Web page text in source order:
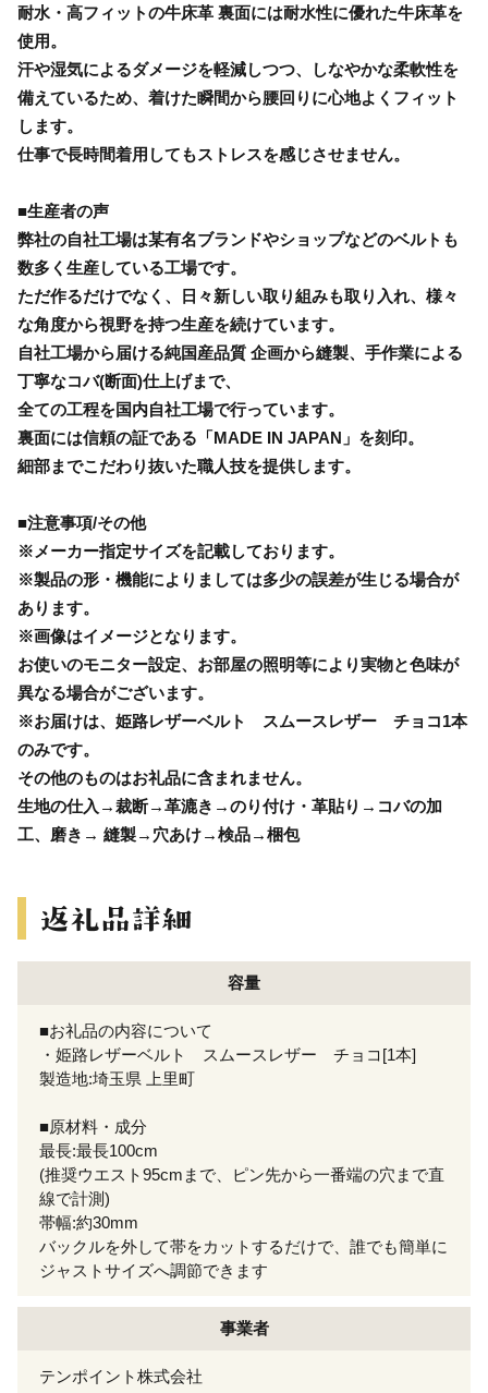
耐水・高フィットの牛床革 裏面には耐水性に優れた牛床革を
使用。
汗や湿気によるダメージを軽減しつつ、しなやかな柔軟性を
備えているため、着けた瞬間から腰回りに心地よくフィット
します。
仕事で長時間着用してもストレスを感じさせません。
■生産者の声
弊社の自社工場は某有名ブランドやショップなどのベルトも
数多く生産している工場です。
ただ作るだけでなく、日々新しい取り組みも取り入れ、様々
な角度から視野を持つ生産を続けています。
自社工場から届ける純国産品質 企画から縫製、手作業による
丁寧なコバ(断面)仕上げまで、
全ての工程を国内自社工場で行っています。
裏面には信頼の証である「MADE IN JAPAN」を刻印。
細部までこだわり抜いた職人技を提供します。
■注意事項/その他
※メーカー指定サイズを記載しております。
※製品の形・機能によりましては多少の誤差が生じる場合が
あります。
※画像はイメージとなります。
お使いのモニター設定、お部屋の照明等により実物と色味が
異なる場合がございます。
※お届けは、姫路レザーベルト スムースレザー チョコ1本
のみです。
その他のものはお礼品に含まれません。
生地の仕入→裁断→革漉き→のり付け・革貼り→コバの加
工、磨き→ 縫製→穴あけ→検品→梱包
容量
■お礼品の内容について
・姫路レザーベルト スムースレザー チョコ[1本]
製造地:埼玉県 上里町
■原材料・成分
最長:最長100cm
(推奨ウエスト95cmまで、ピン先から一番端の穴まで直
線で計測)
帯幅:約30mm
バックルを外して帯をカットするだけで、誰でも簡単に
ジャストサイズへ調節できます
事業者
テンポイント株式会社